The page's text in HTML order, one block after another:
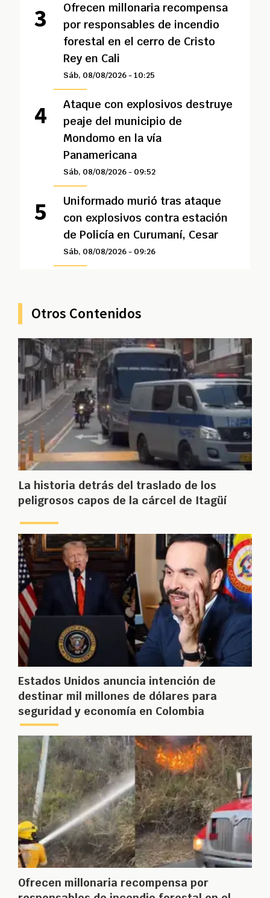
Ofrecen millonaria recompensa
por responsables de incendio
forestal en el cerro de Cristo
Rey en Cali
Sáb, 08/08/2026 - 10:25
Ataque con explosivos destruye
peaje del municipio de
Mondomo en la vía
Panamericana
Sáb, 08/08/2026 - 09:52
Uniformado murió tras ataque
con explosivos contra estación
de Policía en Curumaní, Cesar
Sáb, 08/08/2026 - 09:26
Otros Contenidos
La historia detrás del traslado de los
peligrosos capos de la cárcel de Itagüí
Estados Unidos anuncia intención de
destinar mil millones de dólares para
seguridad y economía en Colombia
Ofrecen millonaria recompensa por